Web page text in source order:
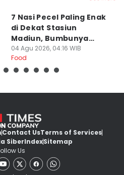
7 Nasi Pecel Paling Enak
di Dekat Stasiun
Madiun, Bumbunya
Khas
04 Agu 2026, 04:16 WIB
Food
Contact UsTerms of Services
SiberIndexSitemap
Us